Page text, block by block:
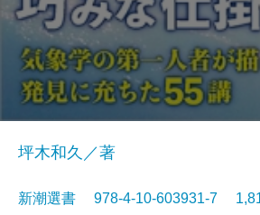
坪木和久／著
新潮選書 978-4-10-603931-7